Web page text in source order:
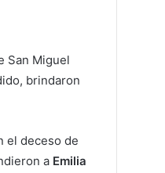
San Miguel
brindaron
el deceso de
a Emilia